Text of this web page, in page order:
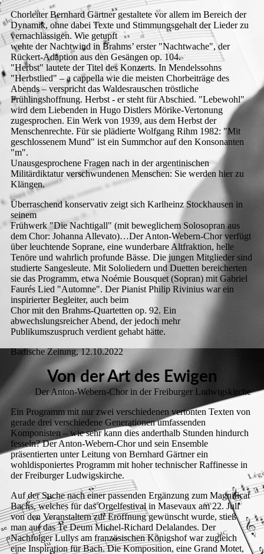
Chorleiter Bernhard Gärtner gestaltete vor allem im Bereich der
Dynamik, ohne dabei Texte und Stimmungsgehalt der Lieder zu
vernachlässigen. Wie getupft
wehte der Nachtwind in Brahms’ erster "Nachtwache", der
Rückert-Adaption aus den Gesängen op. 104.
"Herbst" lautete der Titel des Konzerts. In Mendelssohns
"Herbstlied" – a cappella wie die meisten Chorbeiträge des
Abends – verspricht das Waldesrauschen tröstliche
Frühlingshoffnung. Herbst - er steht für Abschied. "Lebewohl"
wird dem Liebenden in Hugo Distlers Mörike-Vertonung
zugesprochen. Ein Werk von 1939, aus dem Herbst der
Menschenrechte. Für sie plädierte Wolfgang Rihm 1982: "Mit
geschlossenem Mund" ist ein Summchor auf den Konsonanten
"m".
Unausgesprochene Fragen nach in der argentinischen
Militärdiktatur verschwundenen Menschen: Sie werden hier zu
Klängen.
Überraschend konservativ zeigt sich Karlheinz Stockhausen in
seinem
Frühwerk "Die Nachtigall" (mit beweglichem Solosopran aus
dem Chor: Johanna Allevato)…Der Anton-Webern-Chor verfügt
über leuchtende Soprane, eine wunderbare Altfraktion, helle
Tenöre und wahrlich profunde Bässe. Die jungen Mitglieder sind
studierte Sangesleute. Mit Sololiedern und Duetten bereicherten
sie das Programm, etwa Noémie Bousquet (Sopran) mit Gabriel
Faurés Lied "Automne". Der Pianist Philip Rivinius war ein
inspirierter Begleiter, auch beim
Chor mit den Brahms-Quartetten op. 92. Ein
abwechslungsreicher Abend, der jedoch mehr
Publikumszuspruch verdient gehabt hätte.
Badische Zeitung, 12.10.2022
Von der Art des Ewigen
Der Anton-Webern-Chor in der Freiburger Ludwigskirche
Ein Programm mit nur zwei verschiedenen vertonten Texten von
gerade drei verschiedene Generationen umfassenden
Komponisten – wie sehr kann dies anderthalb Stunden hindurch
fesseln? Der Anton-Webern-Chor und sein Ensemble
präsentierten unter Leitung von Bernhard Gärtner ein
wohldisponiertes Programm mit hoher technischer Raffinesse in
der Freiburger Ludwigskirche.
Auf der Suche nach einer passenden Ergänzung zum Magnificat
Bachs, welches für das Orgelfestival in Masevaux am 22. Juli
von den Veranstaltern zur Eröffnung gewünscht wurde, stieß
man auf das Te Deum Michel-Richard Delalandes. Der
Nachfolger Lullys am französischen Königshof war zugleich
eine Inspiration für Bach. Die Komposition, eine Grand Motet,